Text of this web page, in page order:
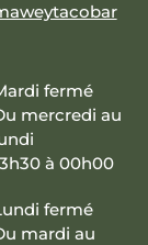
fermé
mercredi au
à 00h00
fermé
mardi au